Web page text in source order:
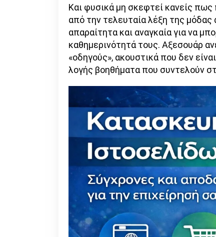
Και φυσικά μη σκεφτεί κανείς πως
από την τελευταία λέξη της μόδας
απαραίτητα και αναγκαία για να
καθημερινότητά τους. Αξεσουάρ
«οδηγούς», ακουστικά που δεν
λογής βοηθήματα που συντελούν